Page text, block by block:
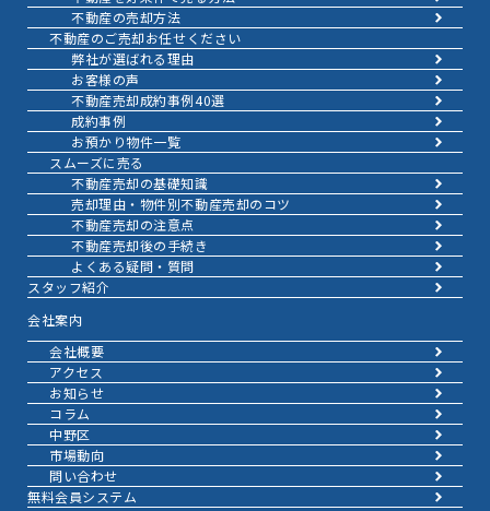
不動産の売却方法
不動産のご売却お任せください
弊社が選ばれる理由
お客様の声
不動産売却成約事例40選
成約事例
お預かり物件一覧
スムーズに売る
不動産売却の基礎知識
売却理由・物件別不動産売却のコツ
不動産売却の注意点
不動産売却後の手続き
よくある疑問・質問
スタッフ紹介
会社案内
会社概要
アクセス
お知らせ
コラム
中野区
市場動向
問い合わせ
無料会員システム